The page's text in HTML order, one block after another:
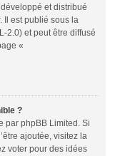
et distribué
Il est publié sous la
2.0) et peut être diffusé
«
?
par phpBB Limited. Si
ajoutée, visitez la
voter pour des idées